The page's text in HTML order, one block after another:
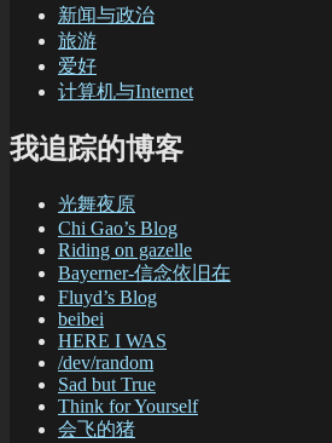
新闻与政治
旅游
爱好
计算机与Internet
我追踪的博客
光舞夜原
Chi Gao’s Blog
Riding on gazelle
Bayerner-信念依旧在
Fluyd’s Blog
beibei
HERE I WAS
/dev/random
Sad but True
Think for Yourself
会飞的猪